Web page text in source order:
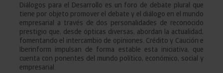
Diálogos para el Desarrollo es un foro de debate plural que
tiene por objeto promover el debate y el diálogo en el mundo
empresarial a través de dos personalidades de reconocido
prestigio que, desde ópticas diversas, abordan la actualidad,
fomentando el intercambio de opiniones. Crédito y Caución e
Iberinform impulsan de forma estable esta iniciativa, que
cuenta con ponentes del mundo político, económico, social y
empresarial.